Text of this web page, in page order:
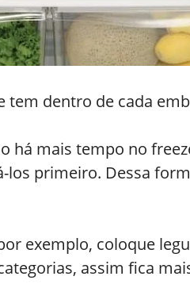
tem dentro de cada
há mais tempo no
primeiro. Dessa
exemplo, coloque
assim fica